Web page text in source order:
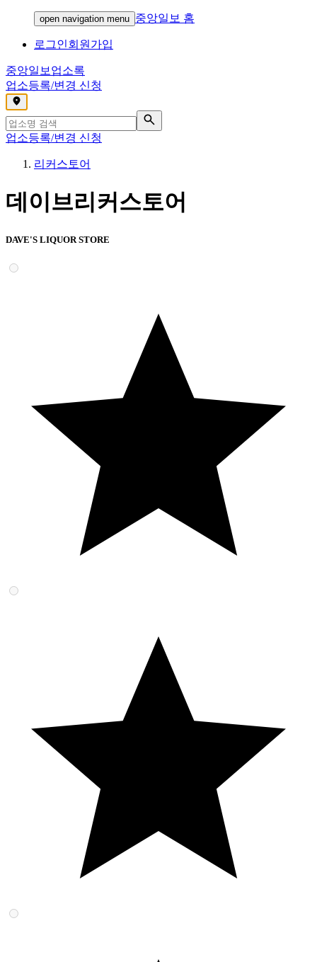
open navigation menu 중앙일보 홈
로그인회원가입
중앙일보 업소록
업소등록/변경 신청
,
업소등록/변경 신청
리커스토어
데이브리커스토어
DAVE'S LIQUOR STORE